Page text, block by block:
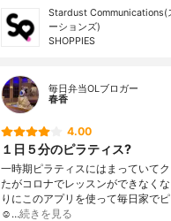
Stardust Communications(
ーションズ)
SHOPPIES
毎日弁当OLブロガー
春香
4.00
１日５分のピラティス?
一時期ピラティスにはまっていて
たがコロナでレッスンができなく
りにこのアプリを使って毎日家で
☺…続きを見る